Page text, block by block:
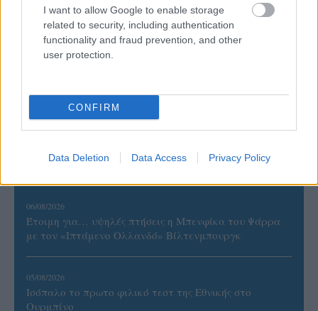
I want to allow Google to enable storage
related to security, including authentication
functionality and fraud prevention, and other
user protection.
CONFIRM
Data Deletion Data Access Privacy Policy
«Αντίο» με ήττα για τις διεθνείς μας στο τουρνουά του
Ουρμπίνο
στην Ιταλία Β’
Η FIVB σχεδιάζει να διοργανώσει το Παγκόσμιο
Πρωτάθλημα τον Δεκέμβριο – Αντιδρούν οι σύλλογοι
06/08/2026
Έτοιμη για… υψηλές πτήσεις η Μπενφίκα του Ψάρρα
με τον «Ιπτάμενο Ολλανδό» Βίλτενμπουργκ
05/08/2026
Ισόπαλο το πρωτο φιλικό τεστ της Εθνικής στο
Ουρμπίνο